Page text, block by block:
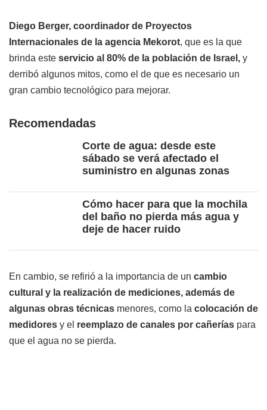
Diego Berger, coordinador de Proyectos
Internacionales de la agencia Mekorot, que es la que
brinda este servicio al 80% de la población de Israel, y
derribó algunos mitos, como el de que es necesario un
gran cambio tecnológico para mejorar.
Recomendadas
Corte de agua: desde este
sábado se verá afectado el
suministro en algunas zonas
Cómo hacer para que la mochila
del baño no pierda más agua y
deje de hacer ruido
En cambio, se refirió a la importancia de un cambio
cultural y la realización de mediciones, además de
algunas obras técnicas menores, como la colocación de
medidores y el reemplazo de canales por cañerías para
que el agua no se pierda.